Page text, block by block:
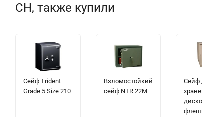
CH, также купили
Сейф Trident
Grade 5 Size 210
Взломостойкий
сейф NTR 22M
Сейф